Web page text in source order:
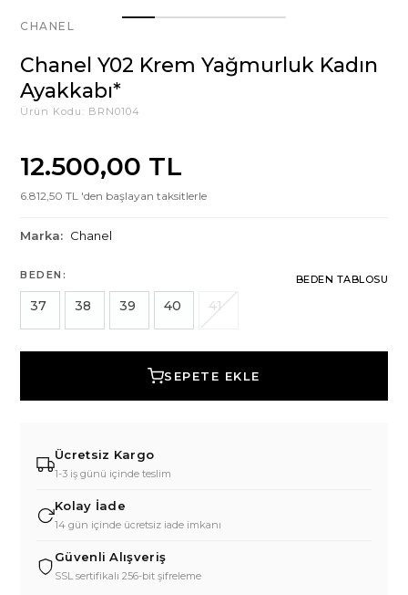
CHANEL
Chanel Y02 Krem Yağmurluk Kadın
Ayakkabı*
Ürün Kodu: BRN0104
12.500,00 TL
6.812,50 TL 'den başlayan taksitlerle
Marka: Chanel
BEDEN: BEDEN TABLOSU
37 38 39 40 41
SEPETE EKLE
Ücretsiz Kargo
1-3 iş günü içinde teslim
Kolay İade
14 gün içinde ücretsiz iade imkanı
Güvenli Alışveriş
SSL sertifikalı 256-bit şifreleme